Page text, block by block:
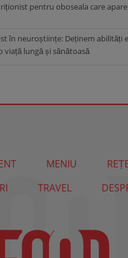
pentru oboseala care
în neuroștiințe: Deținem abilități
viață lungă și sănătoasă
MENIU
TRAVEL